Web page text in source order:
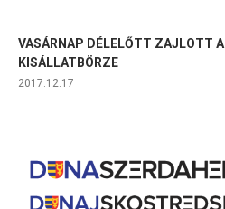
VASÁRNAP DÉLELŐTT ZAJLOTT A
KISÁLLATBÖRZE
2017.12.17